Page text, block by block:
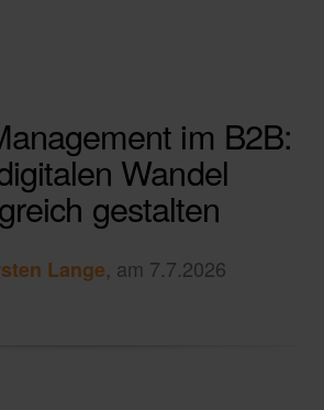
im B2B:
Wandel
gestalten
Lange, am 7.7.2026